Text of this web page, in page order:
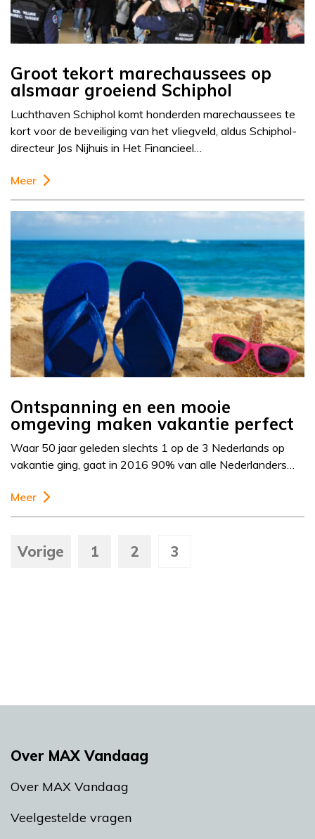
Groot tekort marechaussees op
alsmaar groeiend Schiphol
Luchthaven Schiphol komt honderden marechaussees te
kort voor de beveiliging van het vliegveld, aldus Schiphol-
directeur Jos Nijhuis in Het Financieel…
Meer
Ontspanning en een mooie
omgeving maken vakantie perfect
Waar 50 jaar geleden slechts 1 op de 3 Nederlands op
vakantie ging, gaat in 2016 90% van alle Nederlanders…
Meer
Vorige 1 2 3
Over MAX Vandaag
Over MAX Vandaag
Veelgestelde vragen